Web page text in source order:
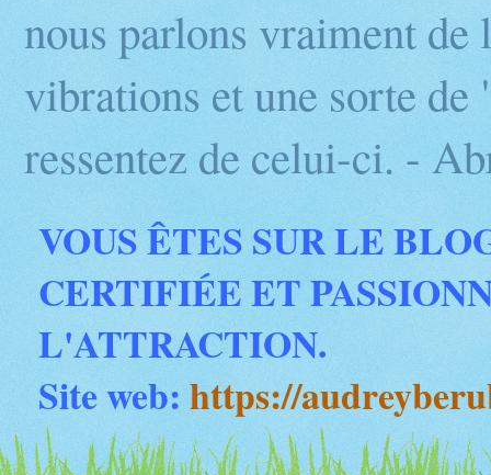
nous parlons vraiment
vibrations et une sorte
ressentez de celui-ci. -
VOUS ÊTES SUR LE
CERTIFIÉE ET
L'ATTRACTION.
Site web:https://